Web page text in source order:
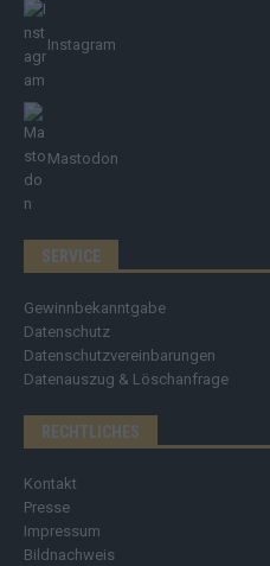
Instagram
Mastodon
SERVICE
Gewinnbekanntgabe
Datenschutz
Datenschutzvereinbarungen
Datenauszug & Löschanfrage
RECHTLICHES
Kontakt
Presse
Impressum
Bildnachweis